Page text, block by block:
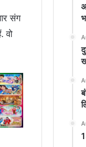
संग
वो